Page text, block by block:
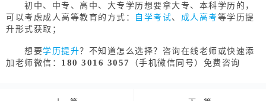
初中、中专、高中、大专学历想要拿大专、本科学历的，
可以考虑成人高等教育的方式：
自学考试、 成人高考等学历提
升形式获取；
想要学历提升？不知道怎么选择？咨询在线老师或快速添
加老师微信： 180 3016 3057 （手机微信同号）免费咨询